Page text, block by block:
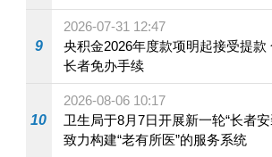
9
2026-07-31 12:47
央积金2026年度款项明起接受提款 合发放条件
长者免办手续
10
2026-08-06 10:17
卫生局于8月7日开展新一轮“长者
致力构建“老有所医”的服务系统